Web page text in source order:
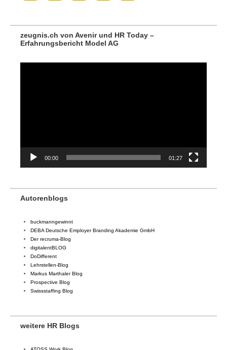
zeugnis.ch von Avenir und HR Today –
Erfahrungsbericht Model AG
00:00 01:27
Autorenblogs
buckmanngewinnt
DEBA Deutsche Employer Branding Akademie GmbH
Der recruma-Blog
digitalentBLOG
DoDifferent
Lehrstellen-Blog
Markus Marthaler Blog
Prospective Blog
Swissstaffing Blog
weitere HR Blogs